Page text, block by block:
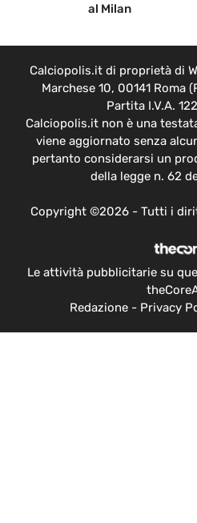
al Milan
Calciopolis.it di proprietà di
Marchese 10, 00141 Roma
Partita I.V.A.
Calciopolis.it non è una
viene aggiornato senza
pertanto considerarsi un
della legge n. 62
Copyright ©2026 - Tutti i
Le attività pubblicitarie su
Redazione- Privacy